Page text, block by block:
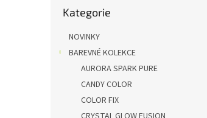
kategorie
Kategorie
NOVINKY
BAREVNÉ KOLEKCE
AURORA SPARK PURE
CANDY COLOR
COLOR FIX